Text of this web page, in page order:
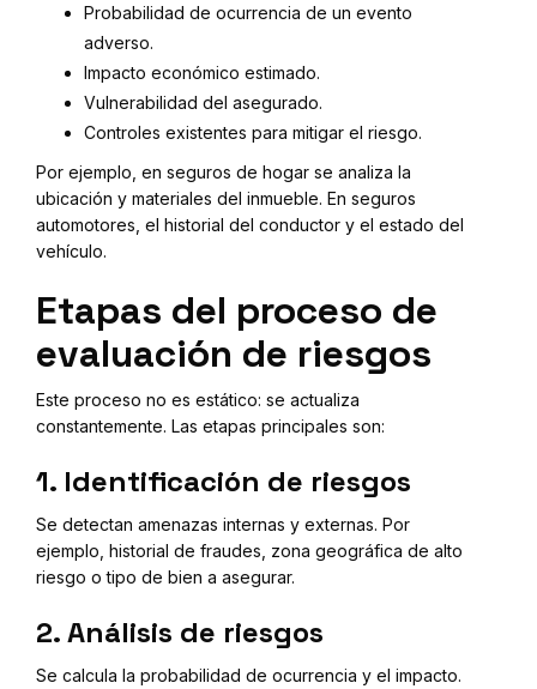
Probabilidad de ocurrencia de un evento
adverso.
Impacto económico estimado.
Vulnerabilidad del asegurado.
Controles existentes para mitigar el riesgo.
Por ejemplo, en seguros de hogar se analiza la
ubicación y materiales del inmueble. En seguros
automotores, el historial del conductor y el estado del
vehículo.
Etapas del proceso de
evaluación de riesgos
Este proceso no es estático: se actualiza
constantemente. Las etapas principales son:
1. Identificación de riesgos
Se detectan amenazas internas y externas. Por
ejemplo, historial de fraudes, zona geográfica de alto
riesgo o tipo de bien a asegurar.
2. Análisis de riesgos
Se calcula la probabilidad de ocurrencia y el impacto.